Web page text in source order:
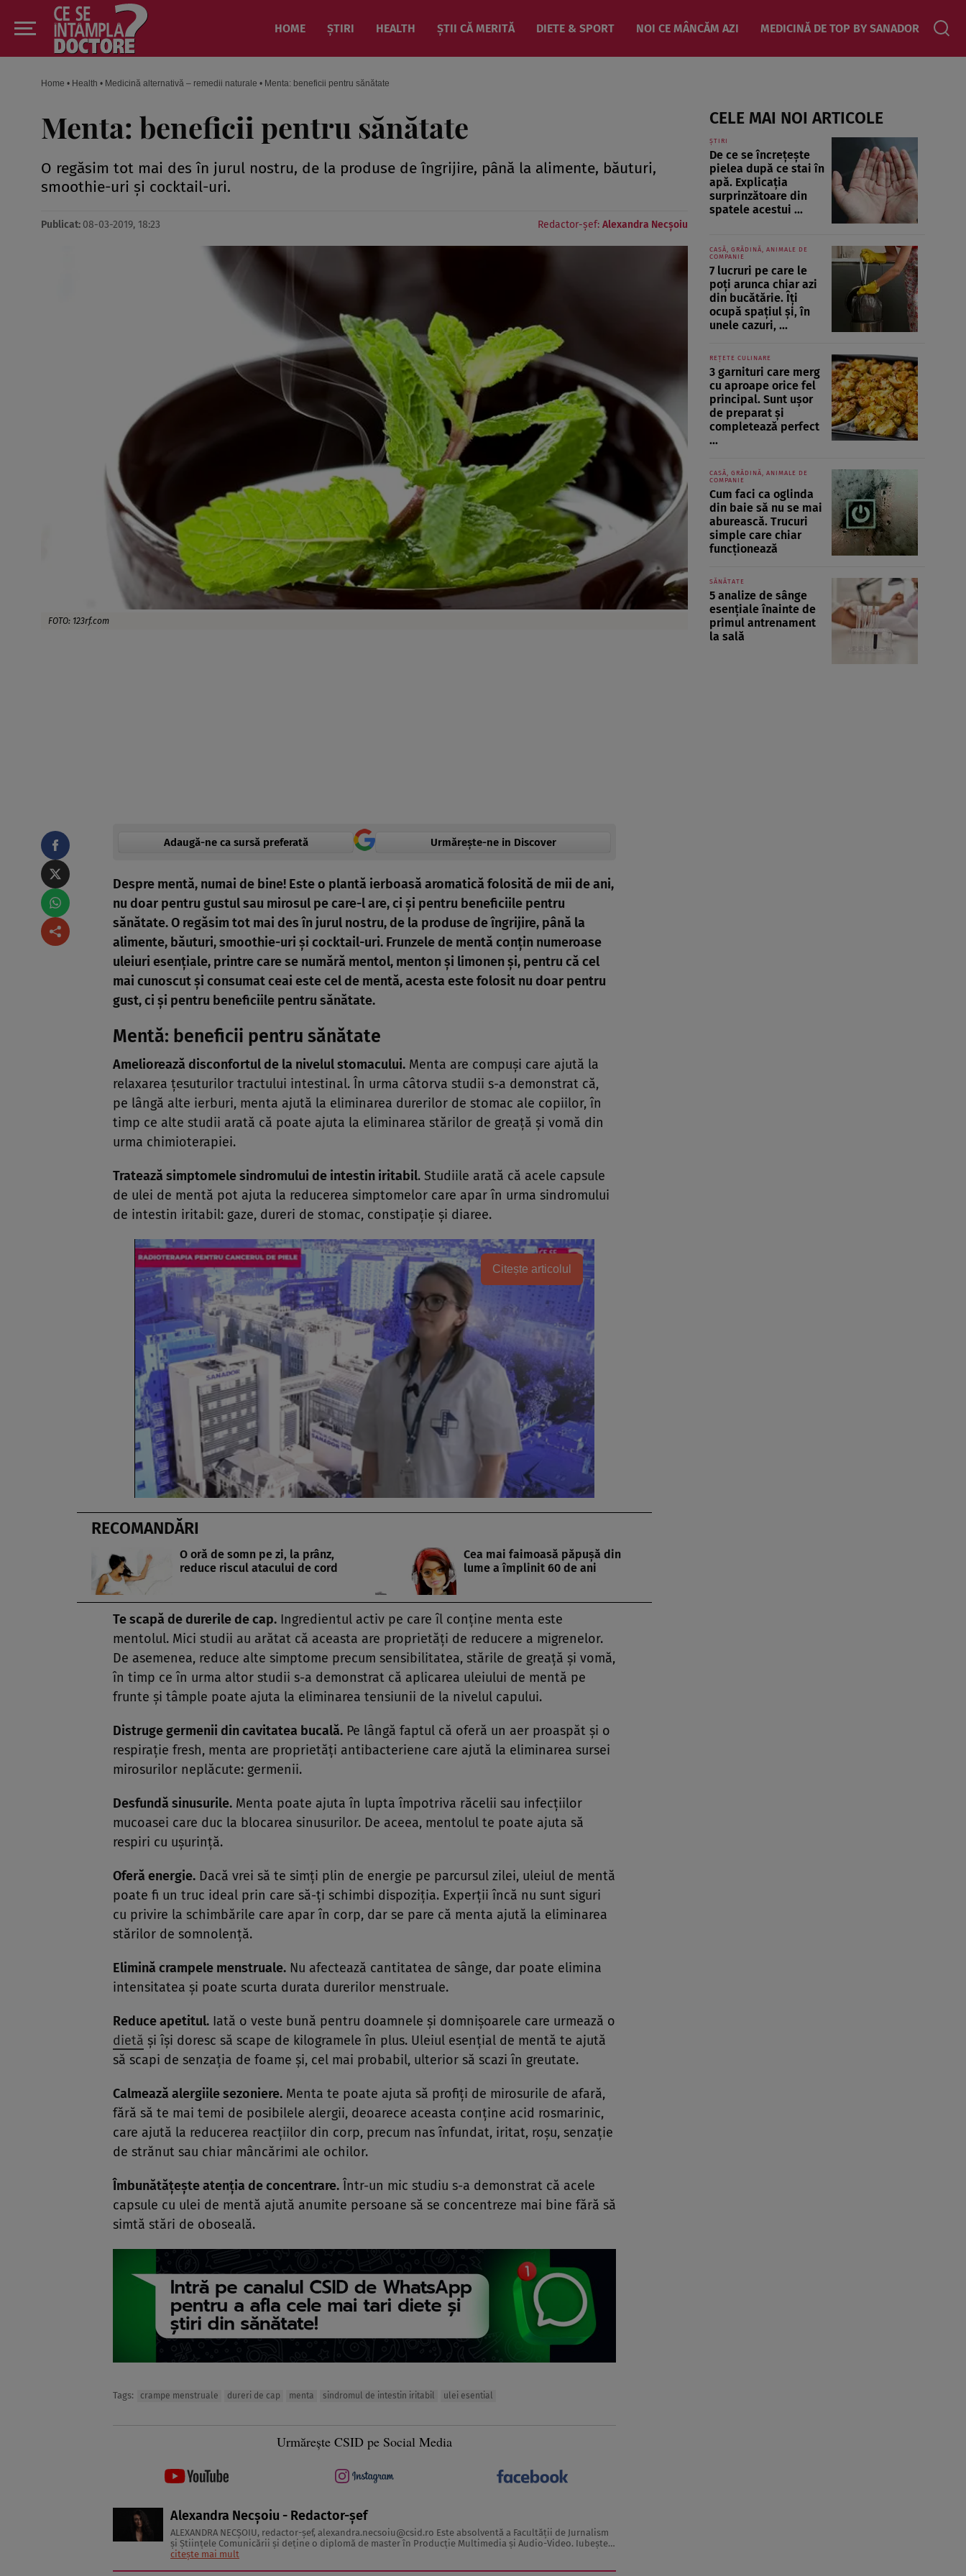
HOME ȘTIRI HEALTH ȘTII CĂ MERITĂ DIETE & SPORT NOI CE MÂNCĂM AZI MEDICINĂ DE TOP BY SANADOR
Home • Health • Medicină alternativă – remedii naturale • Menta: beneficii pentru sănătate
Menta: beneficii pentru sănătate
O regăsim tot mai des în jurul nostru, de la produse de îngrijire, până la alimente, băuturi,
smoothie-uri şi cocktail-uri.
Publicat: 08-03-2019, 18:23 Redactor-șef: Alexandra Necșoiu
FOTO: 123rf.com
Adaugă-ne ca sursă preferată Urmărește-ne in Discover
Despre mentă, numai de bine! Este o plantă ierboasă aromatică folosită de mii de ani,
nu doar pentru gustul sau mirosul pe care-l are, ci şi pentru beneficiile pentru
sănătate. O regăsim tot mai des în jurul nostru, de la produse de îngrijire, până la
alimente, băuturi, smoothie-uri şi cocktail-uri. Frunzele de mentă conţin numeroase
uleiuri esenţiale, printre care se numără mentol, menton şi limonen şi, pentru că cel
mai cunoscut şi consumat ceai este cel de mentă, acesta este folosit nu doar pentru
gust, ci şi pentru beneficiile pentru sănătate.
Mentă: beneficii pentru sănătate
Ameliorează disconfortul de la nivelul stomacului. Menta are compuşi care ajută la
relaxarea ţesuturilor tractului intestinal. În urma câtorva studii s-a demonstrat că,
pe lângă alte ierburi, menta ajută la eliminarea durerilor de stomac ale copiilor, în
timp ce alte studii arată că poate ajuta la eliminarea stărilor de greaţă şi vomă din
urma chimioterapiei.
Tratează simptomelesindromului de intestin iritabil. Studiile arată că acele capsule
de ulei de mentă pot ajuta la reducerea simptomelor care apar în urma sindromului
de intestin iritabil: gaze, dureri de stomac, constipaţie şi diaree.
Citește articolul
RECOMANDĂRI
O oră de somn pe zi, la prânz,
reduce riscul atacului de cord
Cea mai faimoasă păpuşă din
lume a împlinit 60 de ani
Te scapă de durerile de cap. Ingredientul activ pe care îl conţine menta este
mentolul. Mici studii au arătat că aceasta are proprietăţi de reducere a migrenelor.
De asemenea, reduce alte simptome precum sensibilitatea, stările de greaţă şi vomă,
în timp ce în urma altor studii s-a demonstrat că aplicarea uleiului de mentă pe
frunte şi tâmple poate ajuta la eliminarea tensiunii de la nivelul capului.
Distruge germenii din cavitatea bucală. Pe lângă faptul că oferă un aer proaspăt şi o
respiraţie fresh, menta are proprietăţi antibacteriene care ajută la eliminarea sursei
mirosurilor neplăcute: germenii.
Desfundă sinusurile. Menta poate ajuta în lupta împotriva răcelii sau infecţiilor
mucoasei care duc la blocarea sinusurilor. De aceea, mentolul te poate ajuta să
respiri cu uşurinţă.
Oferă energie. Dacă vrei să te simţi plin de energie pe parcursul zilei, uleiul de mentă
poate fi un truc ideal prin care să-ţi schimbi dispoziţia. Experţii încă nu sunt siguri
cu privire la schimbările care apar în corp, dar se pare că menta ajută la eliminarea
stărilor de somnolenţă.
Elimină crampele menstruale. Nu afectează cantitatea de sânge, dar poate elimina
intensitatea şi poate scurta durata durerilor menstruale.
Reduce apetitul. Iată o veste bună pentru doamnele şi domnişoarele care urmează o
dietă şi îşi doresc să scape de kilogramele în plus. Uleiul esenţial de mentă te ajută
să scapi de senzaţia de foame şi, cel mai probabil, ulterior să scazi în greutate.
Calmează alergiile sezoniere. Menta te poate ajuta să profiţi de mirosurile de afară,
fără să te mai temi de posibilele alergii, deoarece aceasta conţine acid rosmarinic,
care ajută la reducerea reacţiilor din corp, precum nas înfundat, iritat, roşu, senzaţie
de strănut sau chiar mâncărimi ale ochilor.
Îmbunătăţeşte atenţia de concentrare. Într-un mic studiu s-a demonstrat că acele
capsule cu ulei de mentă ajută anumite persoane să se concentreze mai bine fără să
simtă stări de oboseală.
Tags: crampe menstruale dureri de cap menta sindromul de intestin iritabil ulei esential
Urmărește CSID pe Social Media
Alexandra Necșoiu - Redactor-șef
ALEXANDRA NECŞOIU, redactor-șef, alexandra.necsoiu@csid.ro Este absolventă a Facultăţii de Jurnalism
şi Ştiinţele Comunicării şi deţine o diplomă de master în Producţie Multimedia şi Audio-Video. Iubeşte
să scrie şi nu se vede făcând altceva, acesta fiind visul ei încă de pe ...
citește mai mult
CELE MAI NOI ARTICOLE
ȘTIRI
De ce se încrețește
pielea după ce stai în
apă. Explicația
surprinzătoare din
spatele acestui ...
CASĂ, GRĂDINĂ, ANIMALE DE
COMPANIE
7 lucruri pe care le
poți arunca chiar azi
din bucătărie. Îți
ocupă spațiul și, în
unele cazuri, ...
REȚETE CULINARE
3 garnituri care merg
cu aproape orice fel
principal. Sunt ușor
de preparat și
completează perfect
...
CASĂ, GRĂDINĂ, ANIMALE DE
COMPANIE
Cum faci ca oglinda
din baie să nu se mai
aburească. Trucuri
simple care chiar
funcționează
SĂNĂTATE
5 analize de sânge
esențiale înainte de
primul antrenament
la sală